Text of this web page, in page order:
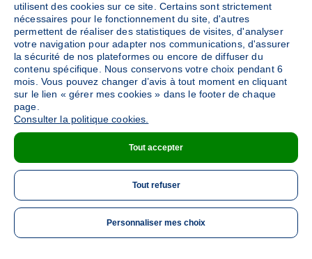
ME
utilisent des cookies sur ce site. Certains sont strictement
nécessaires pour le fonctionnement du site, d'autres
permettent de réaliser des statistiques de visites, d'analyser
votre navigation pour adapter nos communications, d'assurer
la sécurité de nos plateformes ou encore de diffuser du
contenu spécifique. Nous conservons votre choix pendant 6
mois. Vous pouvez changer d’avis à tout moment en cliquant
sur le lien « gérer mes cookies » dans le footer de chaque
page.
Consulter la politique cookies.
Tout accepter
Tout refuser
Personnaliser mes choix